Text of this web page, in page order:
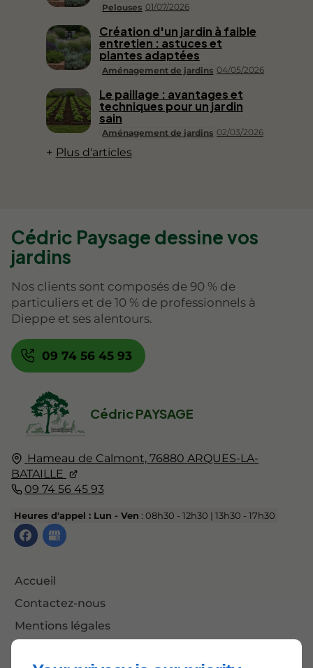
Pelouses 01/07/2026
Aménagement de jardins 04/05/2026
Création d'un jardin à faible
entretien : astuces et
plantes adaptées
Aménagement de jardins 02/03/2026
Le paillage : avantages et
techniques pour un jardin
sain
Plus d'articles
Cédric PAYSAGE
Hameau de Calmont, 76880 ARQUES-LA-
BATAILLE
09 74 56 45 93
Heures d'appel : Lun - Ven : 08h30 - 12h30 | 13h30 - 17h30
Accueil
Contactez-nous
Mentions légales
Cédric Paysage dessine vos
jardins
Nos clients sont composés de 90 % de
particuliers et de 10 % de professionnels à
Dieppe et ses alentours.
09 74 56 45 93